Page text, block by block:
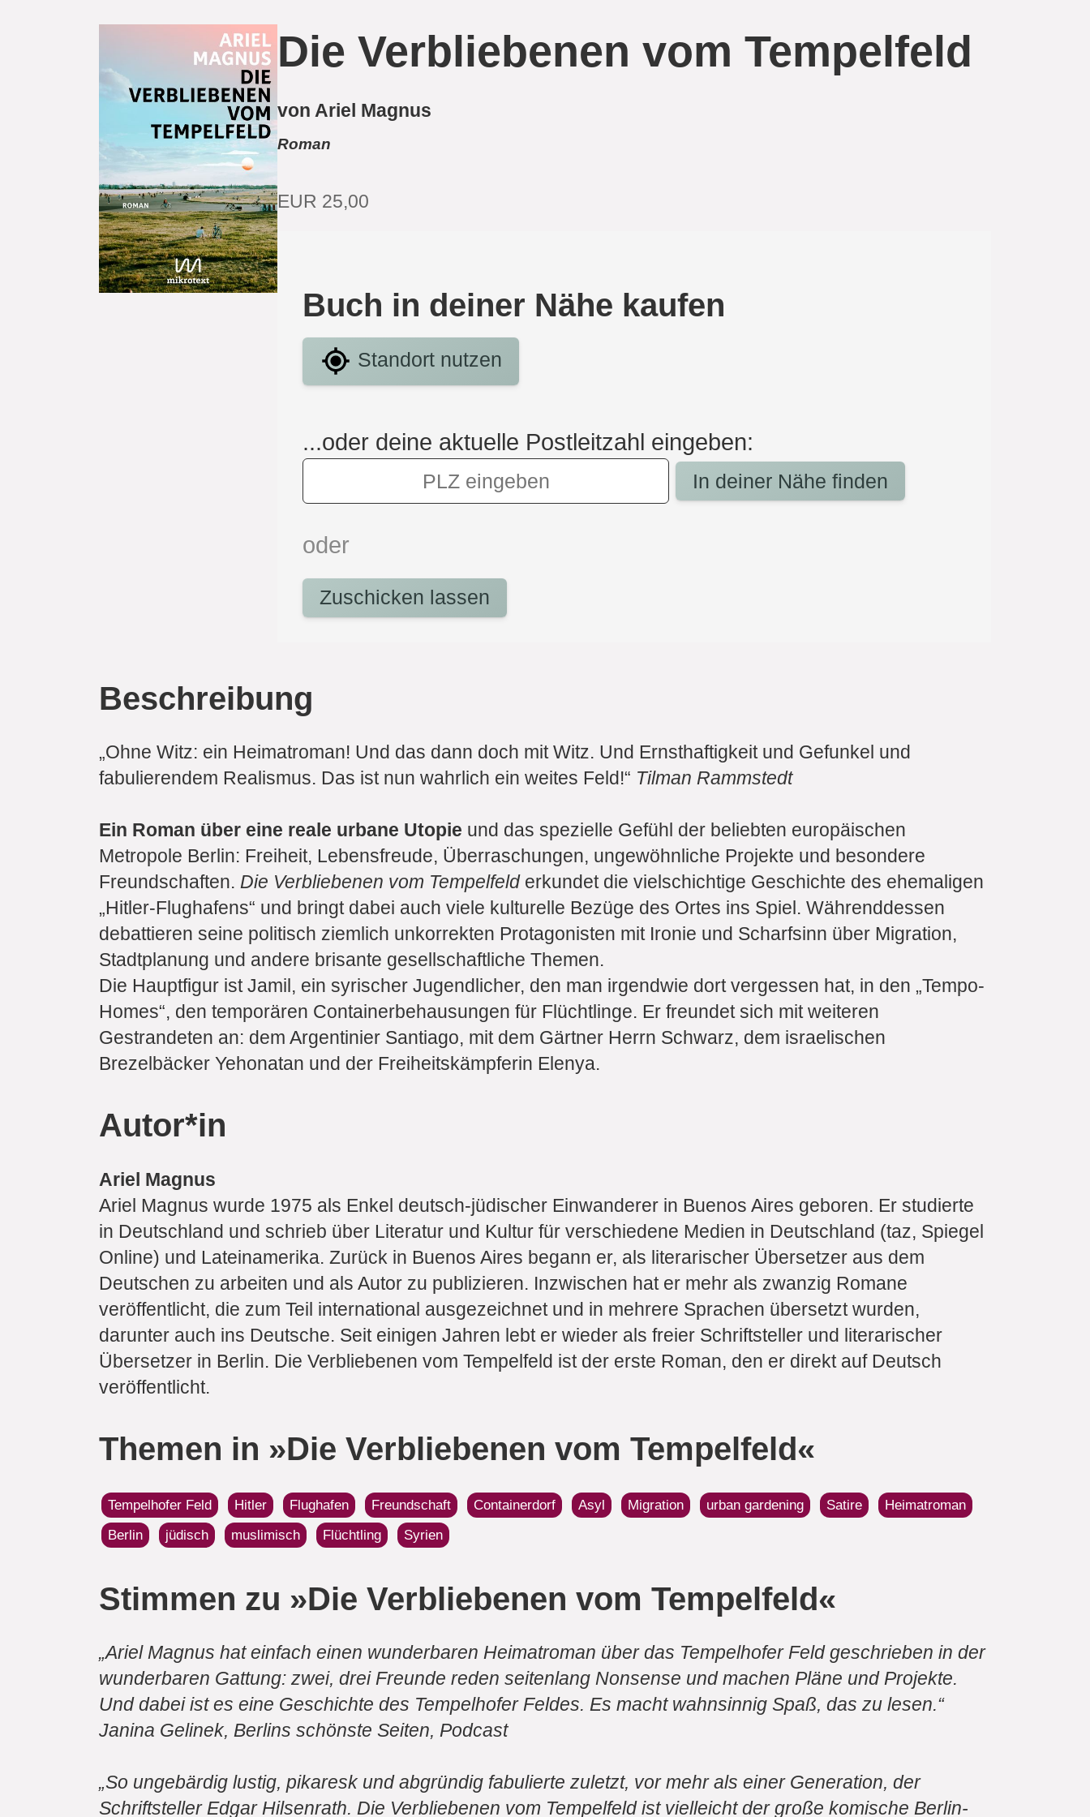
Die Verbliebenen vom Tempelfeld
von Ariel Magnus
Roman
EUR 25,00
Buch in deiner Nähe kaufen
Standort nutzen
...oder deine aktuelle Postleitzahl eingeben:
In deiner Nähe finden
oder
Zuschicken lassen
Beschreibung
„Ohne Witz: ein Heimatroman! Und das dann doch mit Witz. Und Ernsthaftigkeit und Gefunkel und
fabulierendem Realismus. Das ist nun wahrlich ein weites Feld!“ Tilman Rammstedt
Ein Roman über eine reale urbane Utopie und das spezielle Gefühl der beliebten europäischen
Metropole Berlin: Freiheit, Lebensfreude, Überraschungen, ungewöhnliche Projekte und besondere
Freundschaften. Die Verbliebenen vom Tempelfelderkundet die vielschichtige Geschichte des ehemaligen
„Hitler-Flughafens“ und bringt dabei auch viele kulturelle Bezüge des Ortes ins Spiel. Währenddessen
debattieren seine politisch ziemlich unkorrekten Protagonisten mit Ironie und Scharfsinn über Migration,
Stadtplanung und andere brisante gesellschaftliche Themen.
Die Hauptfigur ist Jamil, ein syrischer Jugendlicher, den man irgendwie dort vergessen hat, in den „Tempo-
Homes“, den temporären Containerbehausungen für Flüchtlinge. Er freundet sich mit weiteren
Gestrandeten an: dem Argentinier Santiago, mit dem Gärtner Herrn Schwarz, dem israelischen
Brezelbäcker Yehonatan und der Freiheitskämpferin Elenya.
Autor*in
Ariel Magnus
Ariel Magnus wurde 1975 als Enkel deutsch-jüdischer Einwanderer in Buenos Aires geboren. Er studierte
in Deutschland und schrieb über Literatur und Kultur für verschiedene Medien in Deutschland (taz, Spiegel
Online) und Lateinamerika. Zurück in Buenos Aires begann er, als literarischer Übersetzer aus dem
Deutschen zu arbeiten und als Autor zu publizieren. Inzwischen hat er mehr als zwanzig Romane
veröffentlicht, die zum Teil international ausgezeichnet und in mehrere Sprachen übersetzt wurden,
darunter auch ins Deutsche. Seit einigen Jahren lebt er wieder als freier Schriftsteller und literarischer
Übersetzer in Berlin. Die Verbliebenen vom Tempelfeld ist der erste Roman, den er direkt auf Deutsch
veröffentlicht.
Themen in »Die Verbliebenen vom Tempelfeld«
Tempelhofer Feld Hitler Flughafen Freundschaft Containerdorf Asyl Migration urban gardening Satire
Heimatroman
Berlin
jüdisch muslimisch Flüchtling Syrien
Stimmen zu »Die Verbliebenen vom Tempelfeld«
„Ariel Magnus hat einfach einen wunderbaren Heimatroman über das Tempelhofer Feld geschrieben in der
wunderbaren Gattung: zwei, drei Freunde reden seitenlang Nonsense und machen Pläne und Projekte.
Und dabei ist es eine Geschichte des Tempelhofer Feldes. Es macht wahnsinnig Spaß, das zu lesen.“
Janina Gelinek, Berlins schönste Seiten, Podcast
„So ungebärdig lustig, pikaresk und abgründig fabulierte zuletzt, vor mehr als einer Generation, der
Schriftsteller Edgar Hilsenrath. Die Verbliebenen vom Tempelfeld ist vielleicht der große komische Berlin-